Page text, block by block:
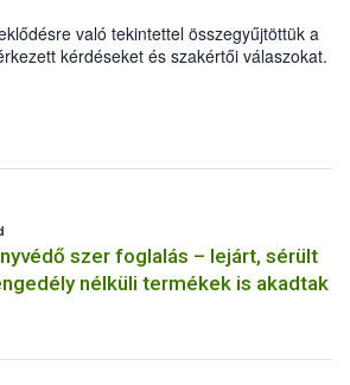
való tekintettel összegyűjtöttük a
kérdéseket és szakértői válaszokat.
szer foglalás – lejárt, sérült
nélküli termékek is akadtak